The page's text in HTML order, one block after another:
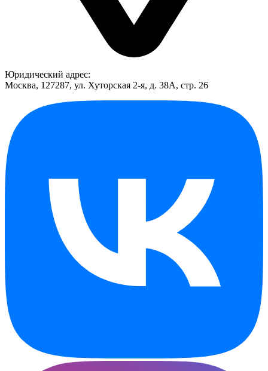
Юридический адрес:
Москва, 127287, ул. Хуторская 2-я, д. 38А, стр. 26